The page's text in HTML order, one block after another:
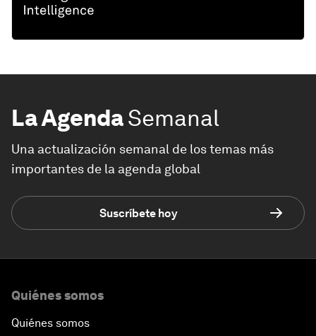
La AgendaSemanal
Una actualización semanal de los temas más
importantes de la agenda global
Suscríbete hoy
Quiénes somos
Quiénes somos